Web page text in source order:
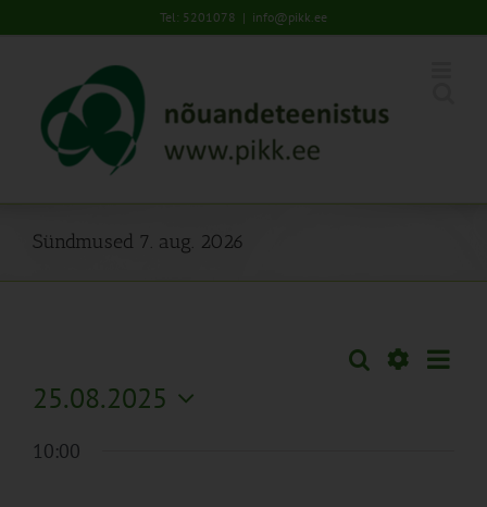
to
Tel: 5201078 | info@pikk.ee
Sündmused 7. aug. 2026
Sündmused
Otsi Päev
25.08.2025
kuupäev.
10:00